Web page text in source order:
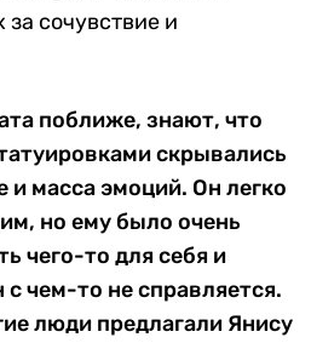
за сочувствие и
поближе, знают, что
скрывались
и масса эмоций. Он легко
но ему было очень
чего-то для себя и
с чем-то не справляется.
люди предлагали Янису